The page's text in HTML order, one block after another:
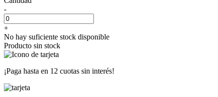
-
+
No hay suficiente stock disponible
Producto sin stock
¡Paga hasta en 12 cuotas sin interés!